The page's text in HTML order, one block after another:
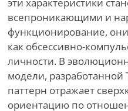
эти характеристики
всепроникающими и
функционирование,
как обсессивно-
личности. В
модели, разработанной
паттерн отражает
ориентацию по